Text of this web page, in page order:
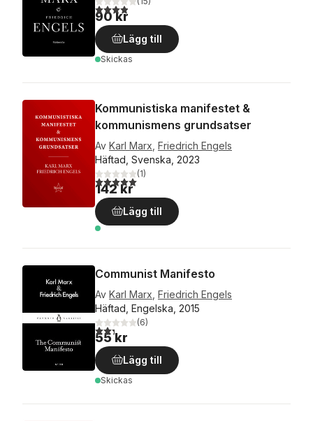
3,9utav 5 stjärnor. Totalt antal röster:
90 kr
Lägg till
Skickas
Kommunistiska manifestet &
kommunismens grundsatser
Av Karl Marx Friedrich Engels
Häftad, Svenska, 2023
5,0utav 5 stjärnor. Totalt antal röster:
(1)
142 kr
Lägg till
Communist Manifesto
Av Karl Marx Friedrich Engels
Häftad, Engelska, 2015
2,3utav 5 stjärnor. Totalt antal röster:
(6)
55 kr
Lägg till
Skickas